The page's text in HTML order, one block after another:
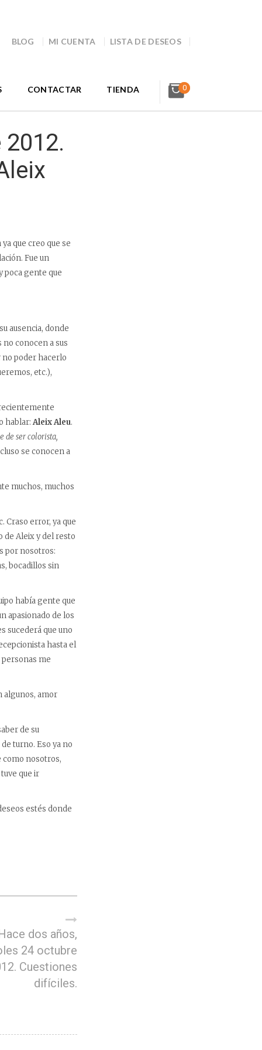
BLOG MI CUENTA LISTA DE DESEOS
CONTACTAR TIENDA 0
que creo que se
Fue un
poca gente que
ausencia, donde
conocen a sus
no poder hacerlo
etc.),
hablar:Aleix Aleu.
de ser colorista,
se conocen a
muchos, muchos
Craso error, ya que
de Aleix y del resto
por nosotros:
bocadillos sin
había gente que
apasionado de los
sucederá que uno
hasta el
personas me
algunos, amor
de su
turno. Eso ya no
como nosotros,
que ir
estés donde
dos años,
24 octubre
Cuestiones
difíciles.